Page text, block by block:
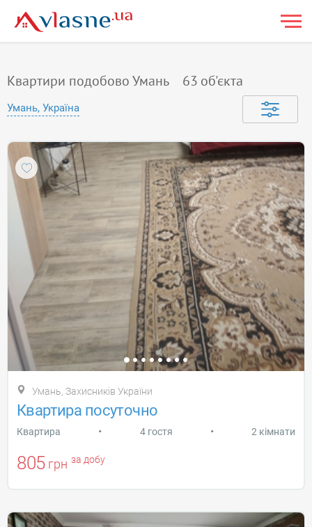
Квартири подобово Умань 63 об'єкта
Умань, Україна
Умань, Захисників України
Квартира посуточно
Квартира • 4 гостя • 2 кімнати
805 грн за добу